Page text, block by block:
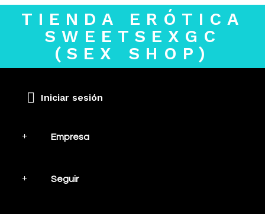
TIENDA ERÓTICA
SWEETSEXGC
(SEX SHOP)
Iniciar sesión
Empresa
Seguir